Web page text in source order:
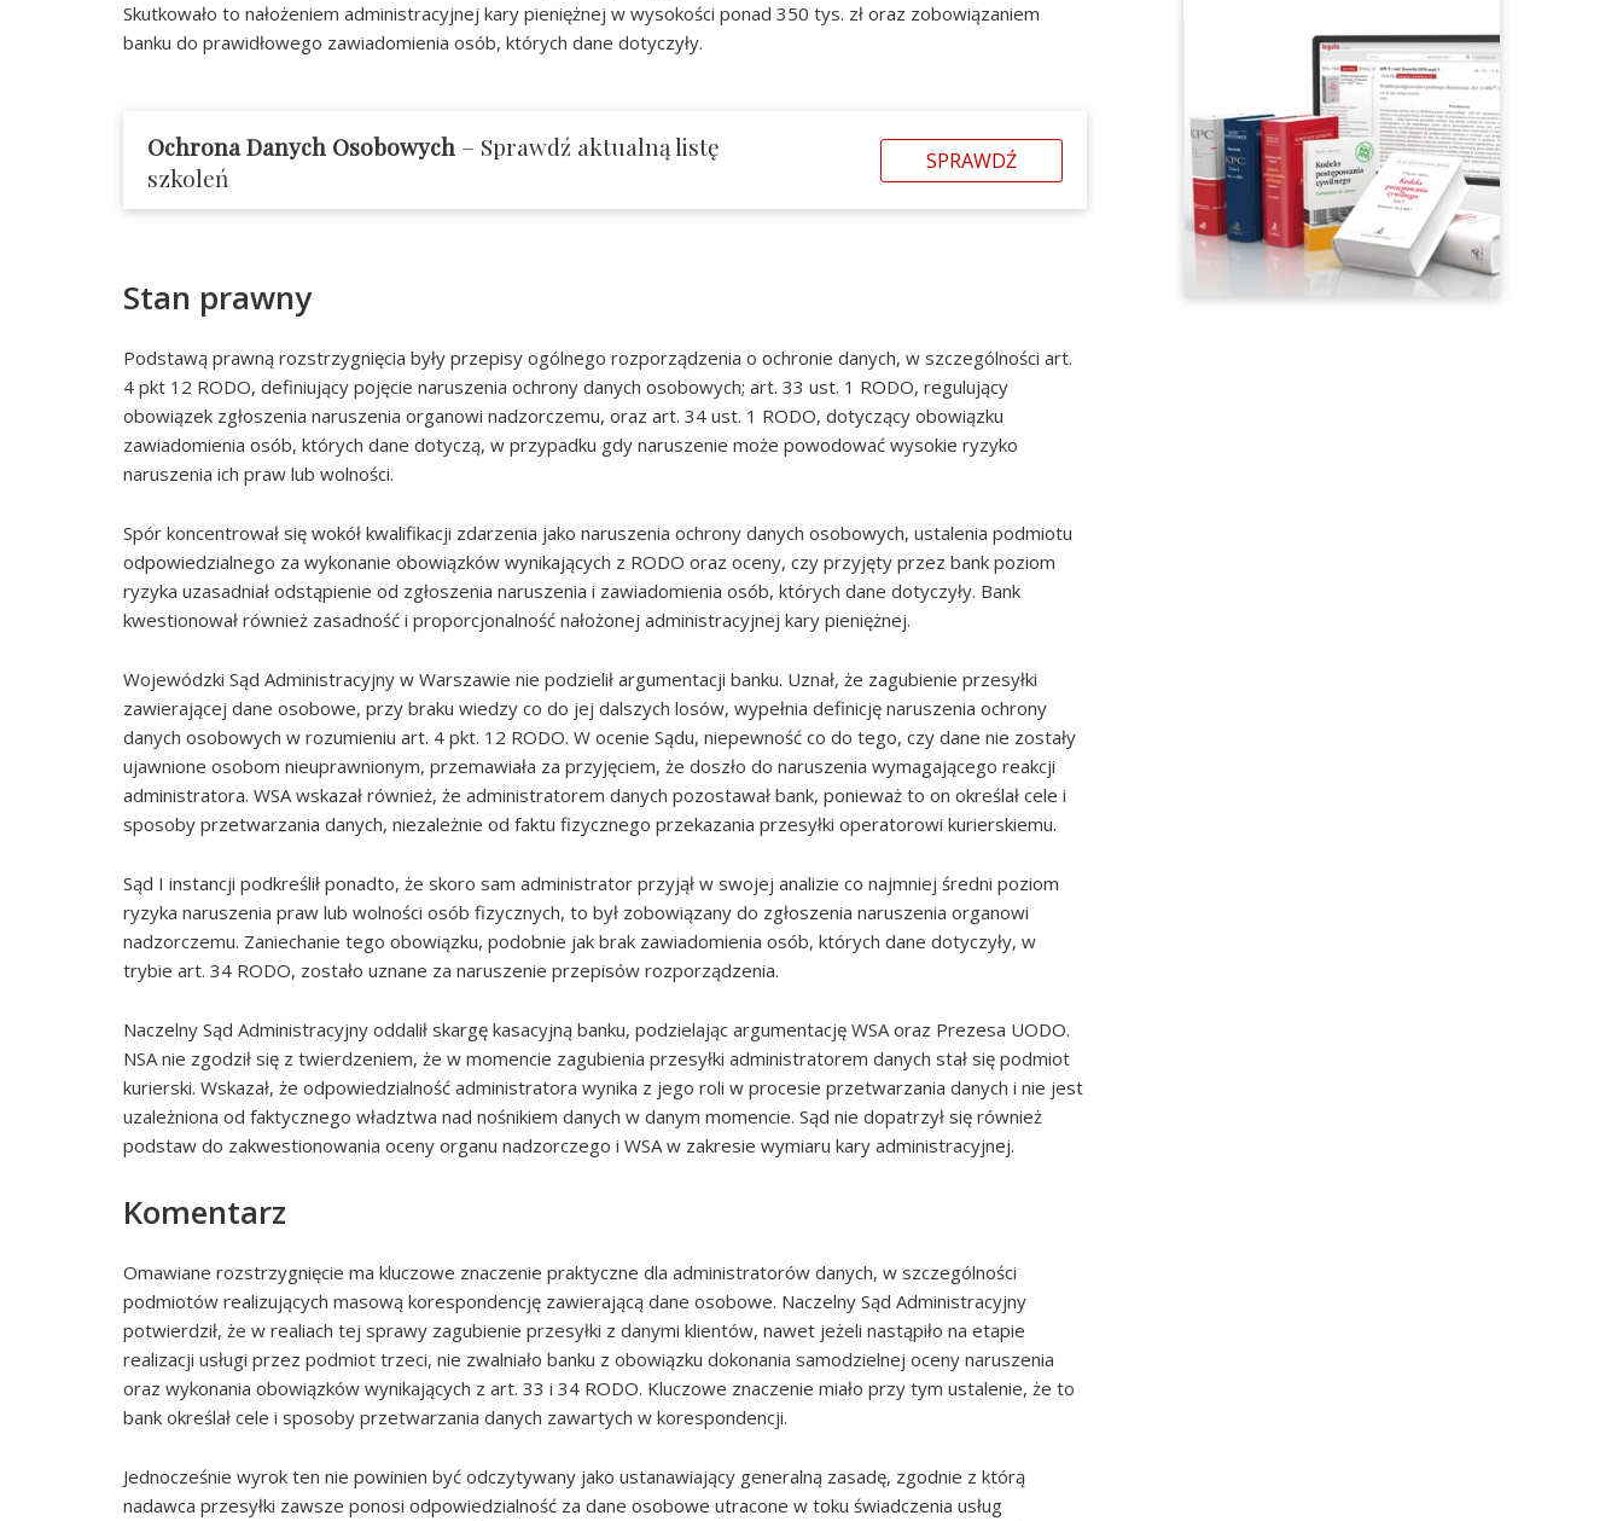
Skutkowało to nałożeniem administracyjnej kary pieniężnej w wysokości ponad 350 tys. zł oraz zobowiązaniem
banku do prawidłowego zawiadomienia osób, których dane dotyczyły.
Ochrona Danych Osobowych – Sprawdź aktualną listę
szkoleń
SPRAWDŹ
Stan prawny
Podstawą prawną rozstrzygnięcia były przepisy ogólnego rozporządzenia o ochronie danych, w szczególności art.
4 pkt 12 RODO, definiujący pojęcie naruszenia ochrony danych osobowych; art. 33 ust. 1 RODO, regulujący
obowiązek zgłoszenia naruszenia organowi nadzorczemu, oraz art. 34 ust. 1 RODO, dotyczący obowiązku
zawiadomienia osób, których dane dotyczą, w przypadku gdy naruszenie może powodować wysokie ryzyko
naruszenia ich praw lub wolności.
Spór koncentrował się wokół kwalifikacji zdarzenia jako naruszenia ochrony danych osobowych, ustalenia podmiotu
odpowiedzialnego za wykonanie obowiązków wynikających z RODO oraz oceny, czy przyjęty przez bank poziom
ryzyka uzasadniał odstąpienie od zgłoszenia naruszenia i zawiadomienia osób, których dane dotyczyły. Bank
kwestionował również zasadność i proporcjonalność nałożonej administracyjnej kary pieniężnej.
Wojewódzki Sąd Administracyjny w Warszawie nie podzielił argumentacji banku. Uznał, że zagubienie przesyłki
zawierającej dane osobowe, przy braku wiedzy co do jej dalszych losów, wypełnia definicję naruszenia ochrony
danych osobowych w rozumieniu art. 4 pkt. 12 RODO. W ocenie Sądu, niepewność co do tego, czy dane nie zostały
ujawnione osobom nieuprawnionym, przemawiała za przyjęciem, że doszło do naruszenia wymagającego reakcji
administratora. WSA wskazał również, że administratorem danych pozostawał bank, ponieważ to on określał cele i
sposoby przetwarzania danych, niezależnie od faktu fizycznego przekazania przesyłki operatorowi kurierskiemu.
Sąd I instancji podkreślił ponadto, że skoro sam administrator przyjął w swojej analizie co najmniej średni poziom
ryzyka naruszenia praw lub wolności osób fizycznych, to był zobowiązany do zgłoszenia naruszenia organowi
nadzorczemu. Zaniechanie tego obowiązku, podobnie jak brak zawiadomienia osób, których dane dotyczyły, w
trybie art. 34 RODO, zostało uznane za naruszenie przepisów rozporządzenia.
Naczelny Sąd Administracyjny oddalił skargę kasacyjną banku, podzielając argumentację WSA oraz Prezesa UODO.
NSA nie zgodził się z twierdzeniem, że w momencie zagubienia przesyłki administratorem danych stał się podmiot
kurierski. Wskazał, że odpowiedzialność administratora wynika z jego roli w procesie przetwarzania danych i nie jest
uzależniona od faktycznego władztwa nad nośnikiem danych w danym momencie. Sąd nie dopatrzył się również
podstaw do zakwestionowania oceny organu nadzorczego i WSA w zakresie wymiaru kary administracyjnej.
Komentarz
Omawiane rozstrzygnięcie ma kluczowe znaczenie praktyczne dla administratorów danych, w szczególności
podmiotów realizujących masową korespondencję zawierającą dane osobowe. Naczelny Sąd Administracyjny
potwierdził, że w realiach tej sprawy zagubienie przesyłki z danymi klientów, nawet jeżeli nastąpiło na etapie
realizacji usługi przez podmiot trzeci, nie zwalniało banku z obowiązku dokonania samodzielnej oceny naruszenia
oraz wykonania obowiązków wynikających z art. 33 i 34 RODO. Kluczowe znaczenie miało przy tym ustalenie, że to
bank określał cele i sposoby przetwarzania danych zawartych w korespondencji.
Jednocześnie wyrok ten nie powinien być odczytywany jako ustanawiający generalną zasadę, zgodnie z którą
nadawca przesyłki zawsze ponosi odpowiedzialność za dane osobowe utracone w toku świadczenia usług